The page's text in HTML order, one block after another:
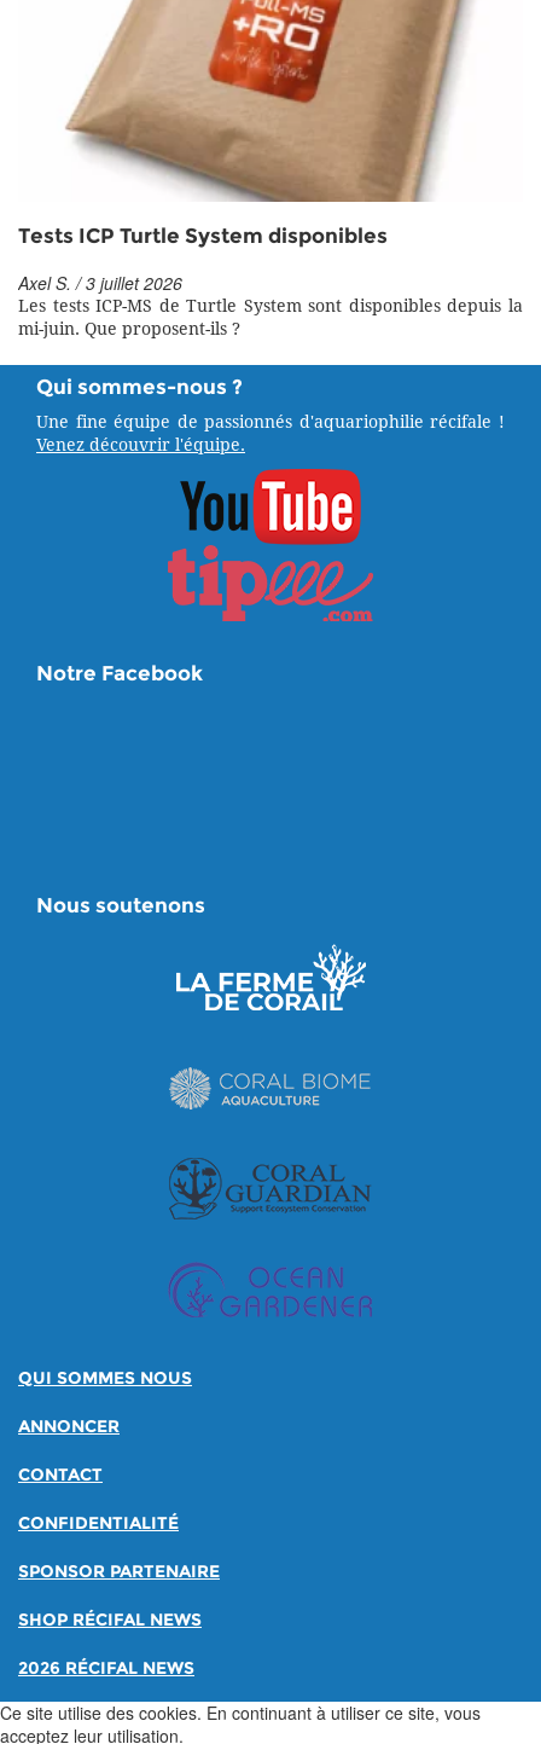
Tests ICP Turtle System disponibles
Axel S. / 3 juillet 2026
Les tests ICP-MS de Turtle System sont disponibles depuis la
mi-juin. Que proposent-ils ?
Qui sommes-nous ?
Une fine équipe de passionnés d'aquariophilie récifale !
Venez découvrir l'équipe.
Notre Facebook
Nous soutenons
QUI SOMMES NOUS
ANNONCER
CONTACT
CONFIDENTIALITÉ
SPONSOR PARTENAIRE
SHOP RÉCIFAL NEWS
2026 RÉCIFAL NEWS
Ce site utilise des cookies. En continuant à utiliser ce site, vous
acceptez leur utilisation.